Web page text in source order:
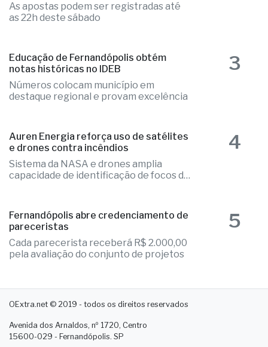
As apostas podem ser registradas até
as 22h deste sábado
Educação de Fernandópolis obtém
notas históricas no IDEB
Números colocam município em
destaque regional e provam excelência
3
Auren Energia reforça uso de satélites
e drones contra incêndios
Sistema da NASA e drones amplia
capacidade de identificação de focos de
4
Fernandópolis abre credenciamento de
pareceristas
Cada parecerista receberá R$ 2.000,00
pela avaliação do conjunto de projetos
5
OExtra.net © 2019 - todos os direitos reservados
Avenida dos Arnaldos, nº 1720, Centro
15600-029 - Fernandópolis. SP